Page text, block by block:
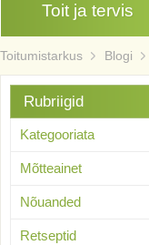
Toit ja tervis
Toitumistarkus Blogi
Rubriigid
Kategooriata
Mõtteainet
Nõuanded
Retseptid